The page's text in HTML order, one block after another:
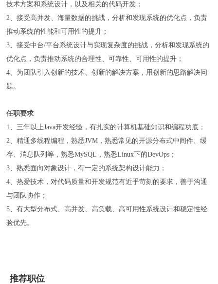
技术方案和系统设计，以及相关的代码开发；
2、接受高并发、海量数据的挑战，分析和发现系统的优化点，负责
推动系统的性能和可用性的提升；
3、接受中台/平台系统设计与实现复杂度的挑战，分析和发现系统的
优化点，负责推动系统的合理性、可靠性、可用性的提升；
4、为团队引入创新的技术、创新的解决方案，用创新的思路解决问
题。
任职要求
1、三年以上Java开发经验，有扎实的计算机基础知识和编程功底；
2、精通多线程编程，熟悉JVM，熟悉常见的开源分布式中间件、缓
存、消息队列等，熟悉MySQL，熟悉Linux下的DevOps；
3、熟悉面向对象设计，有一定的系统架构设计能力；
4、热爱技术，对代码质量和开发规范有近乎苛刻的要求，善于沟通
与团队协作；
5、有大型分布式、高并发、高负载、高可用性系统设计和稳定性经
验优先。
推荐职位